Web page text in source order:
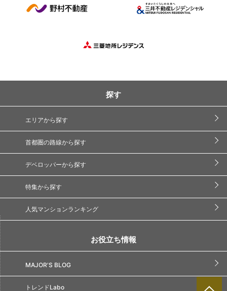
探す
エリアから探す
首都圏の路線から探す
デベロッパーから探す
特集から探す
人気マンションランキング
お役立ち情報
MAJOR'S BLOG
トレンドLabo